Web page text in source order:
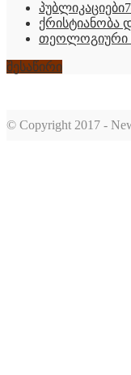
პუბლიკაციები
ქრისტიანობა
თეოლოგიური
შესაწირი
© Copyright 2017 -